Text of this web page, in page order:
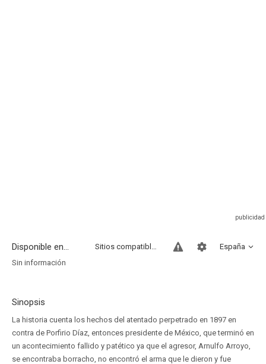
Disponible en... España
Sitios compatibles
Sin información
Sinopsis
La historia cuenta los hechos del atentado perpetrado en 1897 en
contra de Porfirio Díaz, entonces presidente de México, que terminó en
un acontecimiento fallido y patético ya que el agresor, Arnulfo Arroyo,
se encontraba borracho, no encontró el arma que le dieron y fue